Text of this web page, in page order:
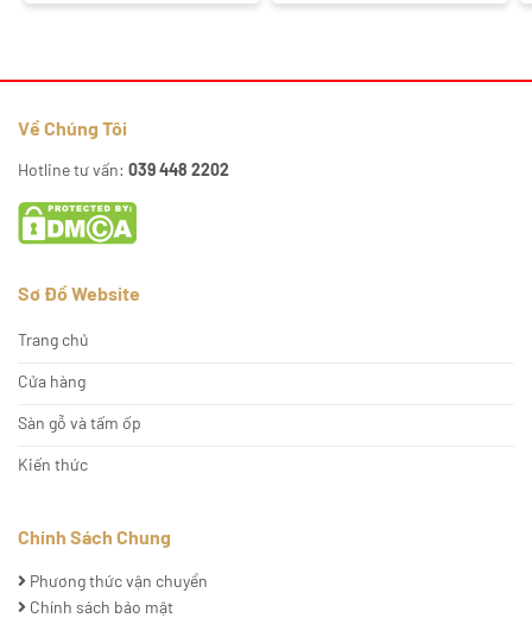
Về Chúng Tôi
Hotline tư vấn: 039 448 2202
Sơ Đồ Website
Trang chủ
Cửa hàng
Sàn gỗ và tấm ốp
Kiến thức
Chính Sách Chung
Phương thức vận chuyển
Chính sách bảo mật